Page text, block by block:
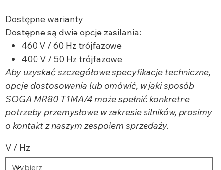
Dostępne warianty
Dostępne są dwie opcje zasilania:
460 V / 60 Hz trójfazowe
400 V / 50 Hz trójfazowe
Aby uzyskać szczegółowe specyfikacje techniczne,
opcje dostosowania lub omówić, w jaki sposób
SOGA MR80 T1MA/4 może spełnić konkretne
potrzeby przemysłowe w zakresie silników, prosimy
o kontakt z naszym zespołem sprzedaży.
V / Hz